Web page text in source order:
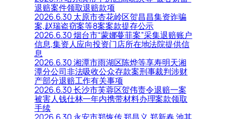
退赔案件领取退赔款项
2026.6.30 太原市杏花岭区贺昌昌集资诈骗
案,赵瑞盗窃案等8案案款提存公示
2026.6.30 烟台市“蒙娜蔓菲案”采集退赔账户
信息,集资人应向投资门店所在地法院提供信
息
2026.6.30 湘潭市雨湖区陈烨等享寿明天湘
潭分公司非法吸收公众存款案刑事裁判涉财
产部分退赔工作有关事项
2026.6.30 长沙市芙蓉区贺伟责令退赔一案
被害人钱仕林一年内携带材料办理案款领取
手续